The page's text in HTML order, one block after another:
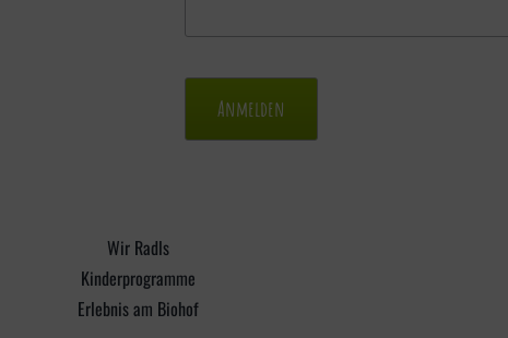
Wir Radls
Kinderprogramme
Erlebnis am Biohof